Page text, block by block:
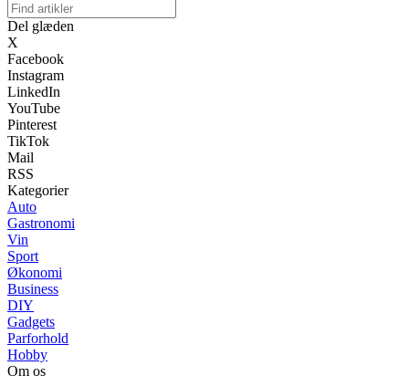
Del glæden
X
Facebook
Instagram
LinkedIn
YouTube
Pinterest
TikTok
Mail
RSS
Kategorier
Auto
Gastronomi
Vin
Sport
Økonomi
Business
DIY
Gadgets
Parforhold
Hobby
Om os